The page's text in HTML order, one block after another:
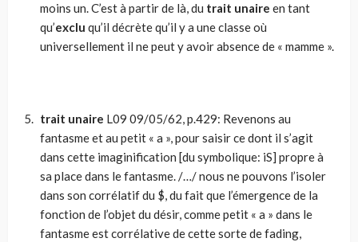
moins un. C’est à partir de là, du trait unaire en tant
qu’exclu qu’il décrète qu’il y a une classe où
universellement il ne peut y avoir absence de « mamme ».
trait unaire L09 09/05/62, p.429: Revenons au
fantasme et au petit « a », pour saisir ce dont il s’agit
dans cette imaginification [du symbolique: iS] propre à
sa place dans le fantasme. /…/ nous ne pouvons l’isoler
dans son corrélatif du $, du fait que l’émergence de la
fonction de l’objet du désir, comme petit « a » dans le
fantasme est corrélative de cette sorte de fading,